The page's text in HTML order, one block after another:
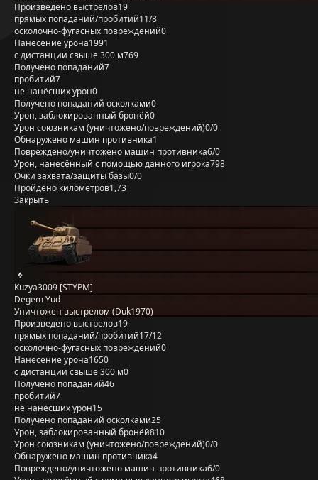
Произведено выстрелов19
прямых попаданий/пробитий11/8
осколочно-фугасных повреждений0
Нанесение урона1991
с дистанции свыше 300 м769
Получено попаданий7
пробитий7
не нанёсших урон0
Получено попаданий осколками0
Урон, заблокированный бронёй0
Урон союзникам (уничтожено/повреждений)0/0
Обнаружено машин противника1
Повреждено/уничтожено машин противника6/0
Урон, нанесённый с помощью данного игрока798
Очки захвата/защиты базы0/0
Пройдено километров1,73
Закрыть
Kuzya3009 [STYPM]
Degem Yud
Уничтожен выстрелом (Duk1970)
Произведено выстрелов19
прямых попаданий/пробитий17/12
осколочно-фугасных повреждений0
Нанесение урона1650
с дистанции свыше 300 м0
Получено попаданий46
пробитий7
не нанёсших урон15
Получено попаданий осколками25
Урон, заблокированный бронёй810
Урон союзникам (уничтожено/повреждений)0/0
Обнаружено машин противника4
Повреждено/уничтожено машин противника6/0